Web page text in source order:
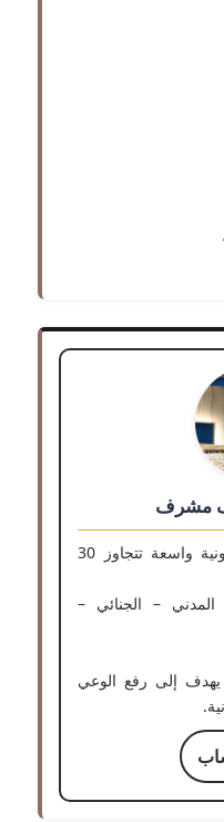
مشرف
محامٍ بالنقض، يتمتع بخبرة قانونية واسعة تتجاوز 30
المدني – الجنائي –
إلى رفع الوعي